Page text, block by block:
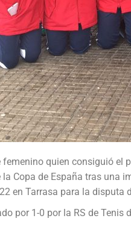
quien consiguió
Copa de España tras una
en Tarrasa para la disputa
por 1-0 por la RS de